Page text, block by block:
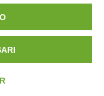
All rights reserved.
Policy